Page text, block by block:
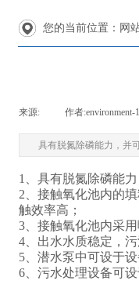
您的当前位置： 网
来源: 作者:environment-
具有脱氮除磷能力，并
1、具有脱氮除磷能
2、接触氧化池内的
触效率高；
3、接触氧化池内采
4、出水水质稳定，
5、潜水泵中可设于
6、污水处理设备可